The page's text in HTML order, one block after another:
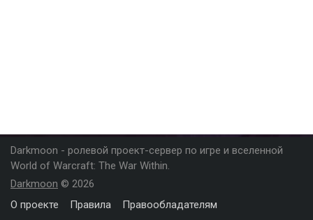
Darkmoon - ролевой проект-сервер по игре и вселенной
World of Warcraft: The War Within.
Darkmoon © 2026
О проекте
Правила Правообладателям